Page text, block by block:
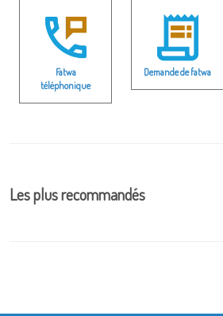
Fatwa
téléphonique
Demande de fatwa
Les plus recommandés